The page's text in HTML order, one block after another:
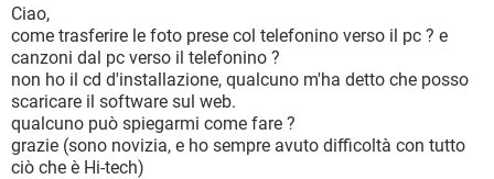
HARDWARE
INSTAGRAM
TIKTOK FACEBOOK
HARDWARE
iOS
INSTAGRAM WHATSAPP
TIKTOK
HARDWARE
COVID-19
INTRATTENIMENTO ANDROID
iOS WINDOWS 10
INSTAGRAM WHATSAPP
TIKTOK FACEBOOK
Ciao,
come trasferire le foto prese col telefonino verso il pc ? e
canzoni dal pc verso il telefonino ?
non ho il cd d'installazione, qualcuno m'ha detto che posso
scaricare il software sul web.
qualcuno può spiegarmi come fare ?
grazie (sono novizia, e ho sempre avuto difficoltà con tutto
ciò che è Hi-tech)